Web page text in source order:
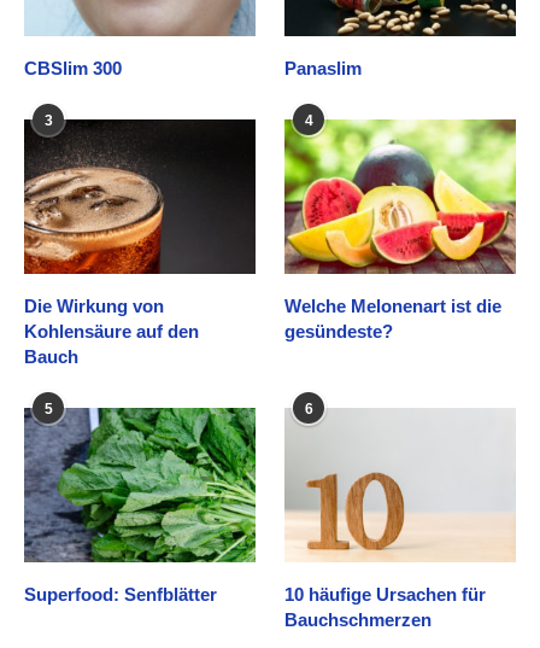
CBSlim 300 Panaslim
3
Die Wirkung von
Kohlensäure auf den
Bauch
4
Welche Melonenart ist die
gesündeste?
5
Superfood: Senfblätter
6
10 häufige Ursachen für
Bauchschmerzen